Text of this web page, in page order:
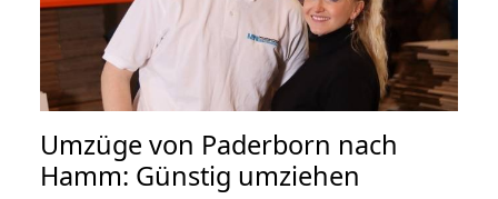
Umzüge von Paderborn nach
Hamm: Günstig umziehen